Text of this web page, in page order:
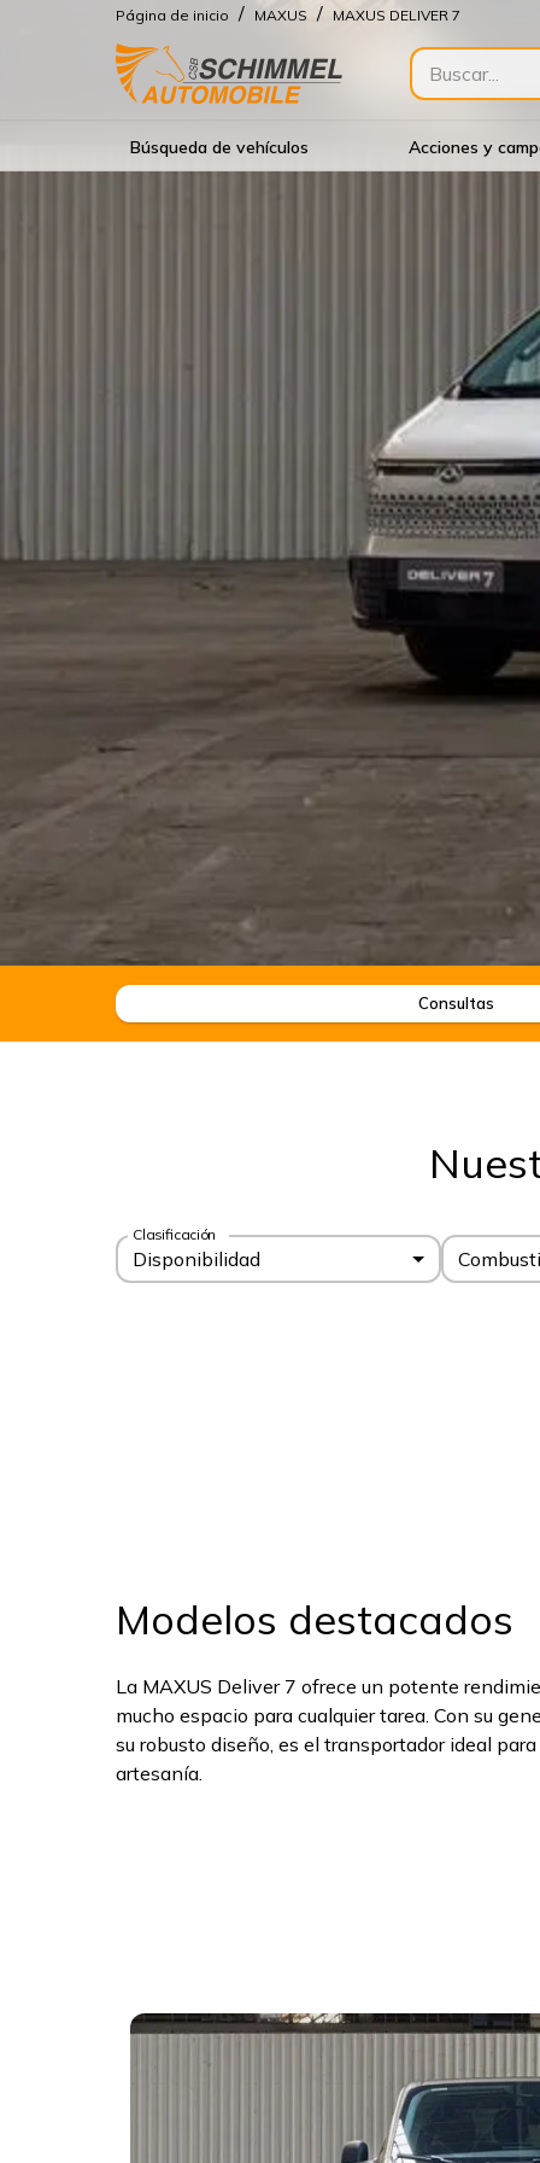
Página de inicio / MAXUS / MAXUS DELIVER 7
Búsqueda de vehículos Acciones y
Consultas
Clasificación
Disponibilidad
Modelos destacados
La MAXUS Deliver 7 ofrece un potente
mucho espacio para cualquier tarea. Con su
su robusto diseño, es el transportador ideal
artesanía.